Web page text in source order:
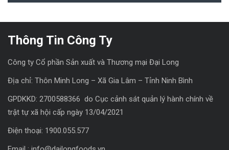
Thông Tin Công Ty
Công ty Cổ phần Sản xuất và Thương mại Đại Long
Địa chỉ: Thôn Minh Long – Xã Gia Lâm – Tỉnh Ninh Bình
GPDKKD: 2700588366 do Cục cảnh sát quản lý hành chính về
trật tự xã hội cấp ngày 13/04/2021
Điện thoại: 1900.055.577